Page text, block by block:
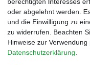
oder abgelehnt werden.
und die Einwilligung zu
zu widerrufen. Beachten
Hinweise zur
Daten­schutz­erklärung